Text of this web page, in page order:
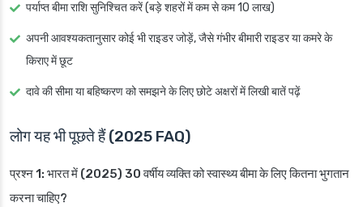
पर्याप्त बीमा राशि सुनिश्चित करें (बड़े शहरों में कम से कम 10 लाख)
अपनी आवश्यकतानुसार कोई भी राइडर जोड़ें, जैसे गंभीर बीमारी राइडर या कमरे के
किराए में छूट
दावे की सीमा या बहिष्करण को समझने के लिए छोटे अक्षरों में लिखी बातें पढ़ें
लोग यह भी पूछते हैं (2025 FAQ)
प्रश्न 1: भारत में (2025) 30 वर्षीय व्यक्ति को स्वास्थ्य बीमा के लिए कितना भुगतान
करना चाहिए?